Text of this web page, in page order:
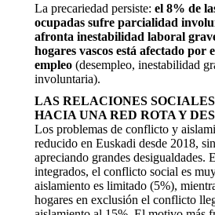
La precariedad persiste: el 8% de
ocupadas sufre parcialidad
afronta inestabilidad laboral
hogares vascos está afectado por
empleo (desempleo, inestabilidad
involuntaria).
LAS RELACIONES
HACIA UNA RED ROTA Y
Los problemas de conflicto y
reducido en Euskadi desde 2018,
apreciando grandes desigualdades.
integrados, el conflicto social es
aislamiento es limitado (5%),
hogares en exclusión el conflicto